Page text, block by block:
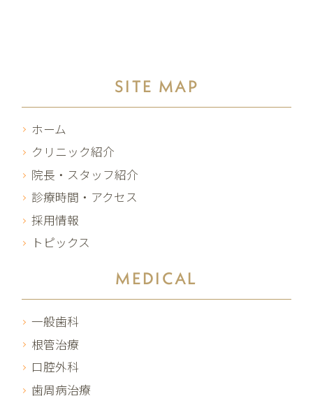
SITE MAP
ホーム
クリニック紹介
院長・スタッフ紹介
診療時間・アクセス
採用情報
トピックス
MEDICAL
一般歯科
根管治療
口腔外科
歯周病治療